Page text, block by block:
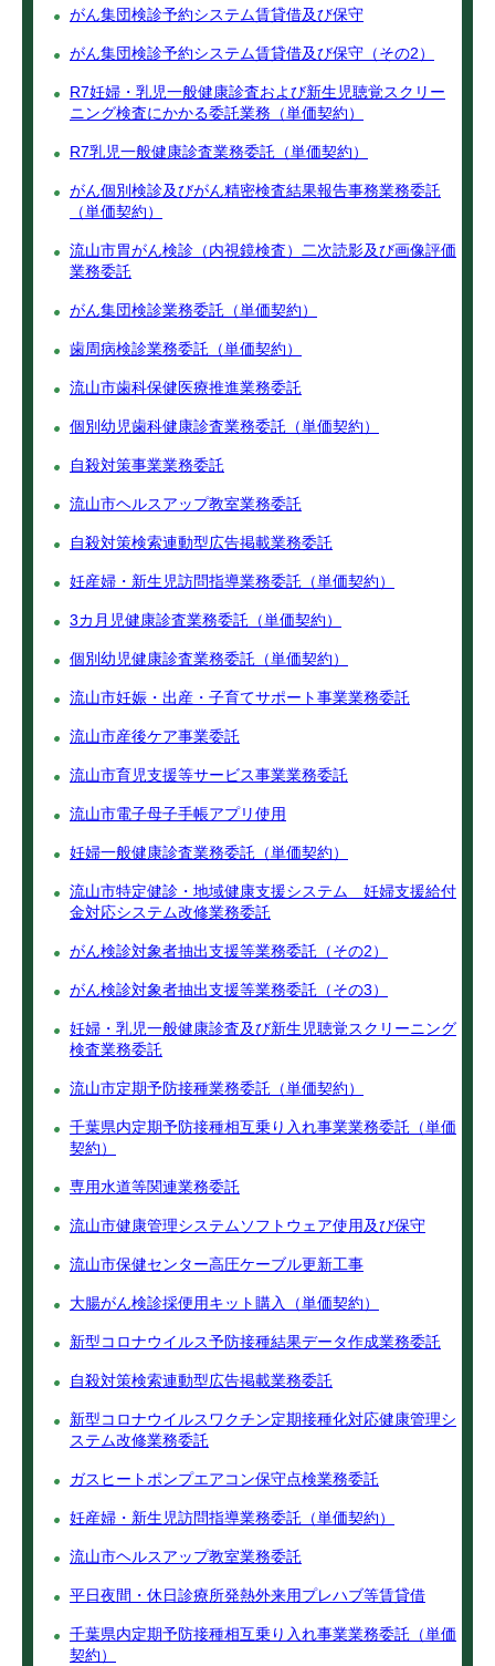
がん集団検診予約システム賃貸借及び保守
がん集団検診予約システム賃貸借及び保守（その2）
R7妊婦・乳児一般健康診査および新生児聴覚スクリー
ニング検査にかかる委託業務（単価契約）
R7乳児一般健康診査業務委託（単価契約）
がん個別検診及びがん精密検査結果報告事務業務委託
（単価契約）
流山市胃がん検診（内視鏡検査）二次読影及び画像評価
業務委託
がん集団検診業務委託（単価契約）
歯周病検診業務委託（単価契約）
流山市歯科保健医療推進業務委託
個別幼児歯科健康診査業務委託（単価契約）
自殺対策事業業務委託
流山市ヘルスアップ教室業務委託
自殺対策検索連動型広告掲載業務委託
妊産婦・新生児訪問指導業務委託（単価契約）
3カ月児健康診査業務委託（単価契約）
個別幼児健康診査業務委託（単価契約）
流山市妊娠・出産・子育てサポート事業業務委託
流山市産後ケア事業委託
流山市育児支援等サービス事業業務委託
流山市電子母子手帳アプリ使用
妊婦一般健康診査業務委託（単価契約）
流山市特定健診・地域健康支援システム 妊婦支援給付
金対応システム改修業務委託
がん検診対象者抽出支援等業務委託（その2）
がん検診対象者抽出支援等業務委託（その3）
妊婦・乳児一般健康診査及び新生児聴覚スクリーニング
検査業務委託
流山市定期予防接種業務委託（単価契約）
千葉県内定期予防接種相互乗り入れ事業業務委託（単価
契約）
専用水道等関連業務委託
流山市健康管理システムソフトウェア使用及び保守
流山市保健センター高圧ケーブル更新工事
大腸がん検診採便用キット購入（単価契約）
新型コロナウイルス予防接種結果データ作成業務委託
自殺対策検索連動型広告掲載業務委託
新型コロナウイルスワクチン定期接種化対応健康管理シ
ステム改修業務委託
ガスヒートポンプエアコン保守点検業務委託
妊産婦・新生児訪問指導業務委託（単価契約）
流山市ヘルスアップ教室業務委託
平日夜間・休日診療所発熱外来用プレハブ等賃貸借
千葉県内定期予防接種相互乗り入れ事業業務委託（単価
契約）